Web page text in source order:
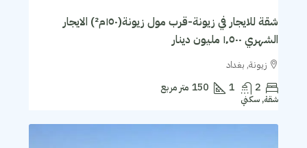
شقة للايجار في زيونة-قرب مول زيونة(١٥٠م²) الايجار
الشهري ١٬٥٠٠ مليون دينار
زيونة, بغداد
2
1
150 متر مربع
شقة, سكني